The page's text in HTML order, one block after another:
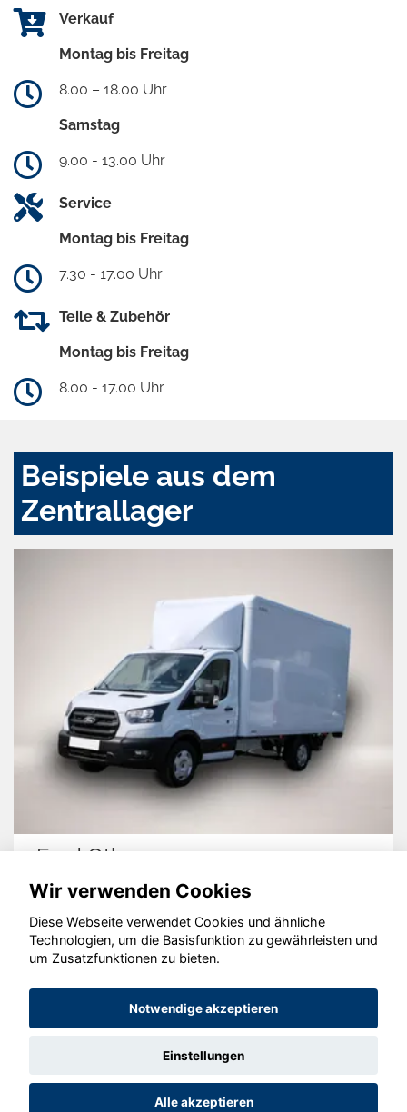
Verkauf
Montag bis Freitag
8.00 – 18.00 Uhr
Samstag
9.00 - 13.00 Uhr
Service
Montag bis Freitag
7.30 - 17.00 Uhr
Teile & Zubehör
Montag bis Freitag
8.00 - 17.00 Uhr
Beispiele aus dem
Zentrallager
Ford Other
© konjunkturmotor.de GmbH 2020 - 2026
Wir verwenden Cookies
Diese Webseite verwendet Cookies und ähnliche
Technologien, um die Basisfunktion zu gewährleisten und
um Zusatzfunktionen zu bieten.
Notwendige akzeptieren
Einstellungen
Alle akzeptieren